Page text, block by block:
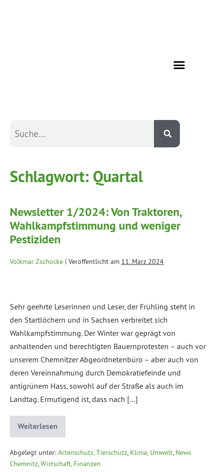
Schlagwort: Quartal
Newsletter 1/2024: Von Traktoren,
Wahlkampfstimmung und weniger
Pestiziden
Volkmar Zschocke | Veröffentlicht am 11. März 2024
Sehr geehrte Leserinnen und Leser, der Frühling steht in
den Startlöchern und in Sachsen verbreitet sich
Wahlkampfstimmung. Der Winter war geprägt von
anhaltenden und berechtigten Bauernprotesten – auch vor
unserem Chemnitzer Abgeordnetenbüro – aber auch von
deren Vereinnahmung durch Demokratiefeinde und
antigrünem Hass, sowohl auf der Straße als auch im
Landtag. Ermutigend ist, dass nach […]
Weiterlesen
Abgelegt unter: Artenschutz, Tierschutz, Klima, Umwelt, News
Chemnitz,Wirtschaft, Finanzen